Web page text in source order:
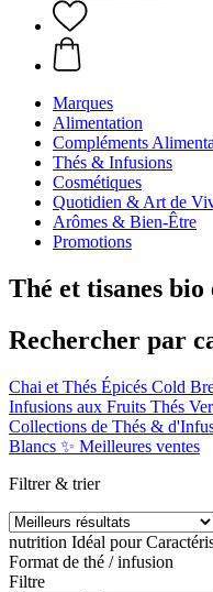
Marques
Alimentation
Compléments
Thés & Infusions
Cosmétiques
Quotidien & Art de
Arômes & Bien-Être
Promotions
Thé et tisanes
Rechercher par
Chai et Thés Épicés Cold
Infusions aux Fruits Thés
Collections de Thés &
Blancs ✨ Meilleures ventes
Filtrer & trier
nutrition Idéal pour
Format de thé / infusion
Filtre